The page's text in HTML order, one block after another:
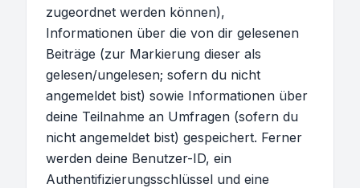
zugeordnet werden können),
Informationen über die von dir gelesenen
Beiträge (zur Markierung dieser als
gelesen/ungelesen; sofern du nicht
angemeldet bist) sowie Informationen über
deine Teilnahme an Umfragen (sofern du
nicht angemeldet bist) gespeichert. Ferner
werden deine Benutzer-ID, ein
Authentifizierungsschlüssel und eine